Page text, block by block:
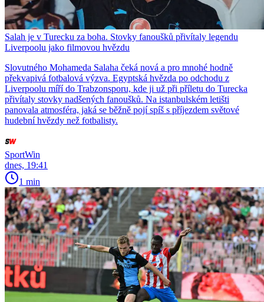
Salah je v Turecku za boha. Stovky fanoušků přivítaly legendu
Liverpoolu jako filmovou hvězdu
Slovutného Mohameda Salaha čeká nová a pro mnohé hodně
překvapivá fotbalová výzva. Egyptská hvězda po odchodu z
Liverpoolu míří do Trabzonsporu, kde ji už při příletu do Turecka
přivítaly stovky nadšených fanoušků. Na istanbulském letišti
panovala atmosféra, jaká se běžně pojí spíš s příjezdem světové
hudební hvězdy než fotbalisty.
SportWin
dnes, 19:41
1 min